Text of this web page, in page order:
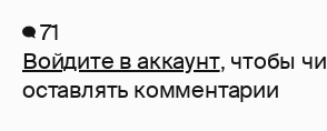
71
Войдите в аккаунт, чтобы
оставлять комментарии